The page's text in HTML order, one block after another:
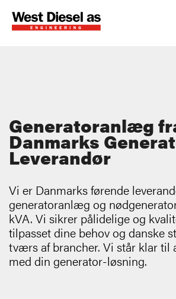
Generatoranlæg
Danmarks
Leverandør
Vi er Danmarks førende
generatoranlæg og
kVA. Vi sikrer pålidelige og
tilpasset dine behov og danske
tværs af brancher. Vi står klar
med din generator-løsning.